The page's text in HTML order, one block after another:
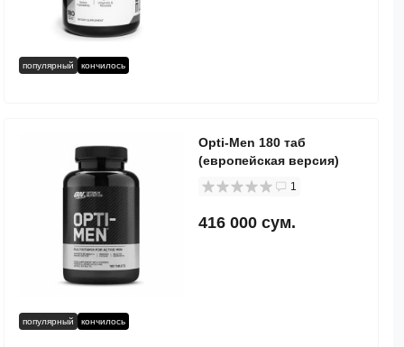
популярный кончилось
популярный кончилось
Opti-Men 180 таб
(европейская версия)
1
416 000 сум.